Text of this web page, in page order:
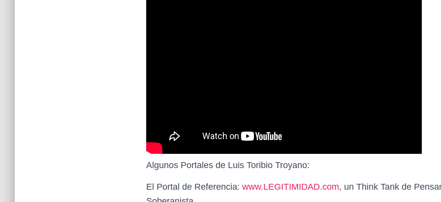
Algunos Portales de Luis Toribio Troyano:
El Portal de Referencia: www.LEGITIMIDAD.com, un Think Tank de